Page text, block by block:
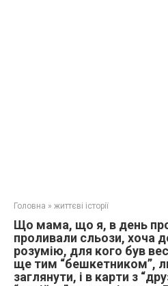
Головна » життєві історії
Що мама, що я, в день
проливали сльози, хоча
розумію, для кого був
ще тим “бешкетником”,
заглянути, і в карти з